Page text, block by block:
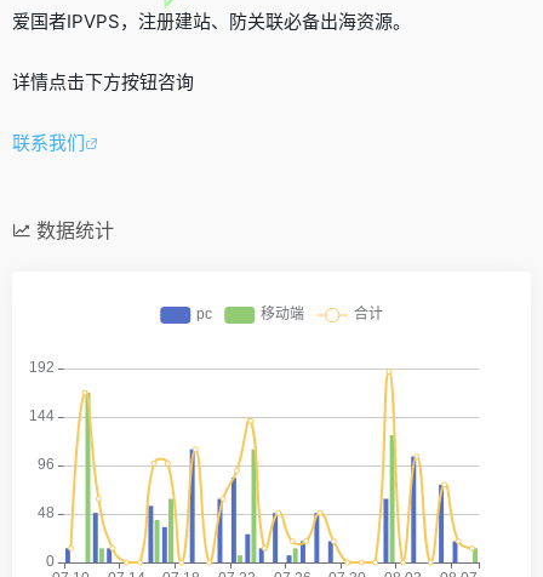
爱国者IPVPS，注册建站、防关联必备出海资源。
详情点击下方按钮咨询
联系我们
数据统计